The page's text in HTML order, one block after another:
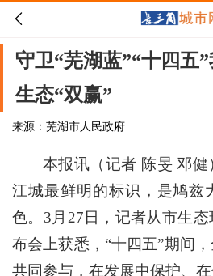

守卫“芜湖蓝”“十四五
生态“双赢”
来源：芜湖市人民政府
本报讯（记者 陈旻 邓
江城最鲜明的标识，是鸠兹
色。3月27日，记者从市生
布会上获悉，“十四五”期间，
共同参与，在发展中保护、